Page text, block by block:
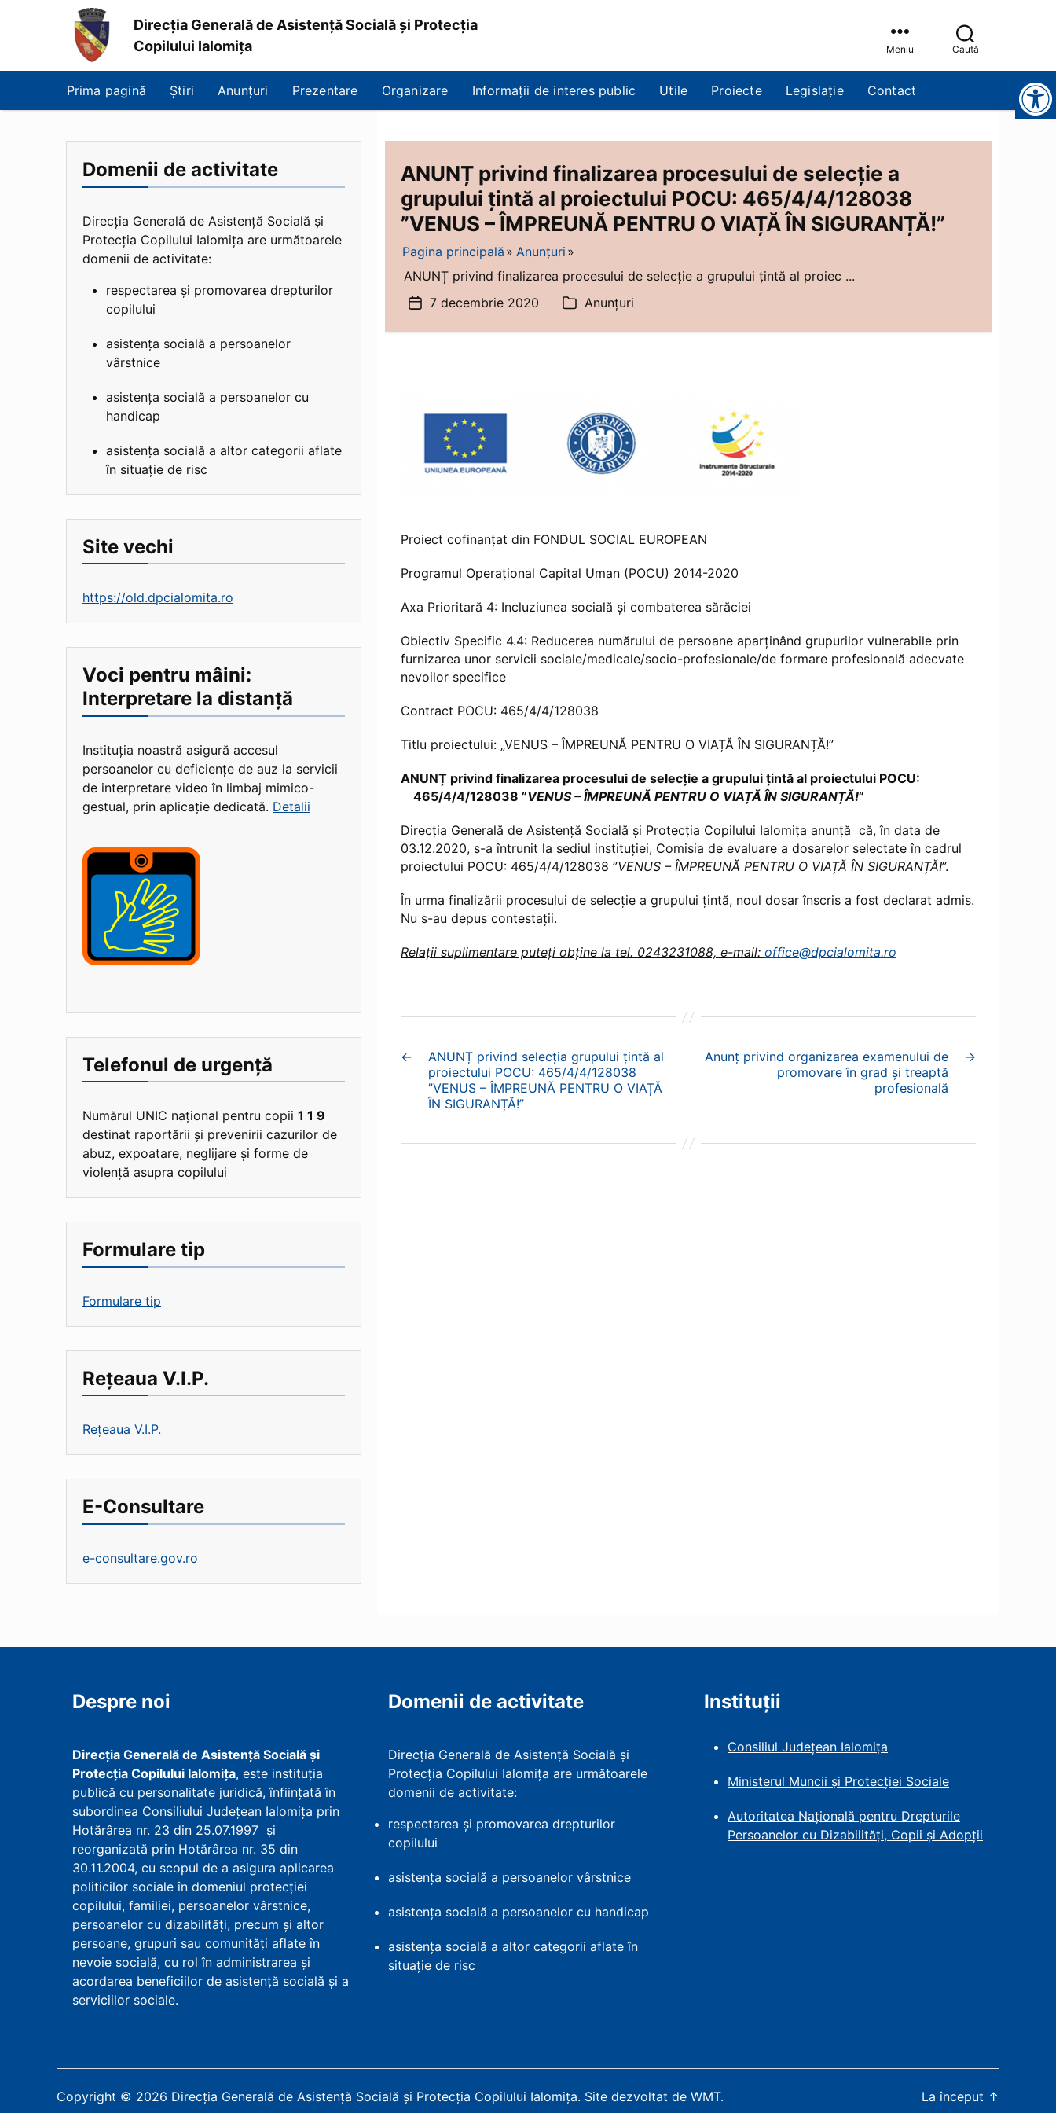
Direcția
Generală
Protecția
Copilului
Direcția Generală de Asistență Socială și Protecția
Copilului Ialomița
Meniu Caută
Prima pagină Știri Anunțuri Prezentare Organizare Informații de interes public Utile Proiecte Legislație Contact
Instrumente pentru accesibilitate
ANUNȚ privind finalizarea procesului de selecție a
grupului țintă al proiectului POCU: 465/4/4/128038
”VENUS – ÎMPREUNĂ PENTRU O VIAȚĂ ÎN SIGURANȚĂ!”
Pagina principală
Anunțuri
ANUNȚ privind finalizarea procesului de selecție a grupului țintă al proiec ...
Dată7 decembrie 2020 Categorii
Anunțuri
Proiect cofinanțat din FONDUL SOCIAL EUROPEAN
Programul Operațional Capital Uman (POCU) 2014-2020
Axa Prioritară 4: Incluziunea socială și combaterea sărăciei
Obiectiv Specific 4.4: Reducerea numărului de persoane aparținând grupurilor vulnerabile prin
furnizarea unor servicii sociale/medicale/socio-profesionale/de formare profesională adecvate
nevoilor specifice
Contract POCU: 465/4/4/128038
Titlu proiectului: „VENUS – ÎMPREUNĂ PENTRU O VIAȚĂ ÎN SIGURANȚĂ!”
ANUNȚ privind finalizarea procesului de selecție a grupului țintă al proiectului POCU:
465/4/4/128038 ”VENUS – ÎMPREUNĂ PENTRU O VIAȚĂ ÎN SIGURANȚĂ!”
Direcția Generală de Asistență Socială și Protecția Copilului Ialomița anunță că, în data de
03.12.2020, s-a întrunit la sediul instituției, Comisia de evaluare a dosarelor selectate în cadrul
proiectului POCU: 465/4/4/128038 ”VENUS – ÎMPREUNĂ PENTRU O VIAȚĂ ÎN SIGURANȚĂ!”.
În urma finalizării procesului de selecție a grupului țintă, noul dosar înscris a fost declarat admis.
Nu s-au depus contestații.
Relații suplimentare puteți obține la tel. 0243231088, e-mail: office@dpcialomita.ro
←
ANUNȚ privind selecția grupului țintă al
proiectului POCU: 465/4/4/128038
”VENUS – ÎMPREUNĂ PENTRU O VIAȚĂ
ÎN SIGURANȚĂ!”
→
Anunț privind organizarea examenului de
promovare în grad și treaptă
profesională
Domenii de activitate
Direcția Generală de Asistență Socială și
Protecția Copilului Ialomița are următoarele
domenii de activitate:
respectarea și promovarea drepturilor
copilului
asistența socială a persoanelor
vârstnice
asistența socială a persoanelor cu
handicap
asistența socială a altor categorii aflate
în situație de risc
Site vechi
https://old.dpcialomita.ro
Voci pentru mâini:
Interpretare la distanță
Instituția noastră asigură accesul
persoanelor cu deficiențe de auz la servicii
de interpretare video în limbaj mimico-
gestual, prin aplicație dedicată. Detalii
Telefonul de urgență
Numărul UNIC național pentru copii 1 1 9
destinat raportării și prevenirii cazurilor de
abuz, expoatare, neglijare și forme de
violență asupra copilului
Formulare tip
Formulare tip
Rețeaua V.I.P.
Rețeaua V.I.P.
E-Consultare
e-consultare.gov.ro
Despre noi
Direcţia Generală de Asistenţă Socială şi
Protecţia Copilului Ialomița, este instituţia
publică cu personalitate juridică, înfiinţată în
subordinea Consiliului Județean Ialomița prin
Hotărârea nr. 23 din 25.07.1997 şi
reorganizată prin Hotărârea nr. 35 din
30.11.2004, cu scopul de a asigura aplicarea
politicilor sociale în domeniul protecţiei
copilului, familiei, persoanelor vârstnice,
persoanelor cu dizabilităţi, precum şi altor
persoane, grupuri sau comunităţi aflate în
nevoie socială, cu rol în administrarea şi
acordarea beneficiilor de asistenţă socială şi a
serviciilor sociale.
Domenii de activitate
Direcția Generală de Asistență Socială și
Protecția Copilului Ialomița are următoarele
domenii de activitate:
respectarea și promovarea drepturilor
copilului
asistența socială a persoanelor vârstnice
asistența socială a persoanelor cu handicap
asistența socială a altor categorii aflate în
situație de risc
Instituții
Consiliul Județean Ialomița
Ministerul Muncii și Protecției Sociale
Autoritatea Națională pentru Drepturile
Persoanelor cu Dizabilități, Copii și Adopții
Copyright © 2026 Direcția Generală de Asistență Socială și Protecția Copilului Ialomița. Site dezvoltat de WMT. La început ↑